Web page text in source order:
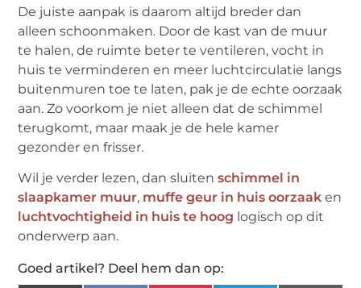
De juiste aanpak is daarom altijd breder dan
alleen schoonmaken. Door de kast van de muur
te halen, de ruimte beter te ventileren, vocht in
huis te verminderen en meer luchtcirculatie langs
buitenmuren toe te laten, pak je de echte oorzaak
aan. Zo voorkom je niet alleen dat de schimmel
terugkomt, maar maak je de hele kamer
gezonder en frisser.
Wil je verder lezen, dan sluitenschimmel in
slaapkamer muur, muffe geur in huis oorzaak en
luchtvochtigheid in huis te hoog logisch op dit
onderwerp aan.
Goed artikel? Deel hem dan op: